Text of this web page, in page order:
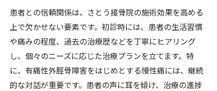
患者との信頼関係は、さとう接骨院の施術効果を高める
上で欠かせない要素です。初診時には、患者の生活習慣
や痛みの程度、過去の治療歴などを丁寧にヒアリング
し、個々のニーズに応じた治療プランを立てます。特
に、有痛性外脛骨障害をはじめとする慢性痛には、継続
的な対話が重要です。患者の声に耳を傾け、治療の進捗